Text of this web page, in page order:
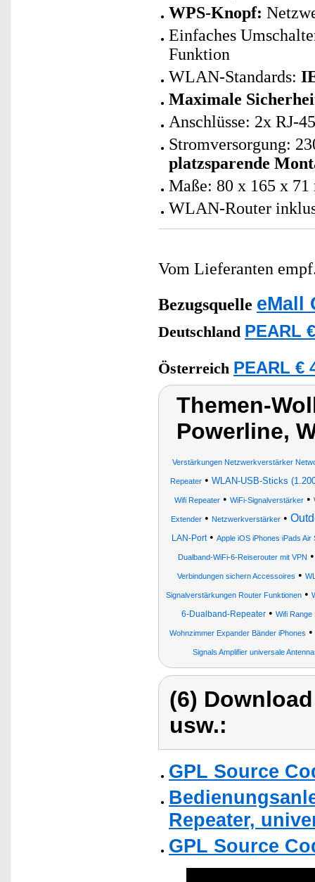
WPS-Knopf:
Einfaches
Funktion
WLAN-Standards:
Maximale
Anschlüsse: 2x RJ-
Stromversorgung:
platzsparende
Maße: 80 x 165 x
WLAN-Router
Vom Lieferanten
Bezugsquelle eMall
Deutschland PEARL
Österreich PEARL €
Themen-
Powerline,
Verstärkungen Netzwerkverstärker
Repeater• WLAN-USB-Sticks
Wifi Repeater• WiFi-Signalverstärker•
Extender • Netzwerkverstärker •
LAN-Port• Apple iOS iPhones iPads
Dualband-WiFi-6-Reiserouter mit VPN
Verbindungen sichern Accessoires •
Signalverstärkungen Router Funktionen •
6-Dualband-Repeater• Wifi Range
Wohnzimmer Expander Bänder iPhones •
Signals Amplifier universale
(6)
usw.:
GPL Source
Repeater,
GPL Source